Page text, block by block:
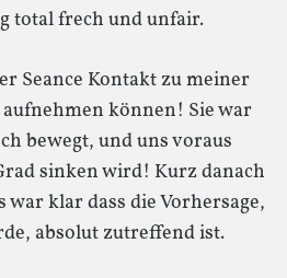
total frech und unfair.
Seance Kontakt zu meiner
können! Sie war
bewegt, und uns voraus
sinken wird! Kurz danach
klar dass die Vorhersage,
absolut zutreffend ist.